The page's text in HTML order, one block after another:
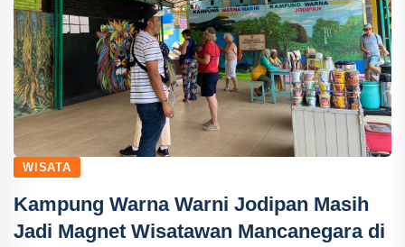
WISATA
Kampung Warna Warni Jodipan Masih
Jadi Magnet Wisatawan Mancanegara di